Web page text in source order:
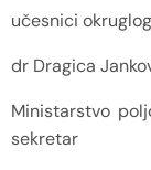
učesnici
dr Dragica
Ministarstvo
sekretar